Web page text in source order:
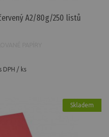
A2/80g/250 listů
s DPH / ks
Skladem